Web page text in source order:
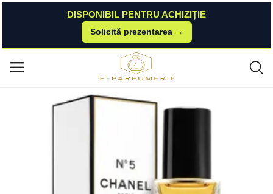
DISPONIBIL PENTRU ACHIZIȚIE
Solicită prezentarea →
Meniu principal
Apa de parfum Chanel No. 5, 60 ml, pentru femei Chanel